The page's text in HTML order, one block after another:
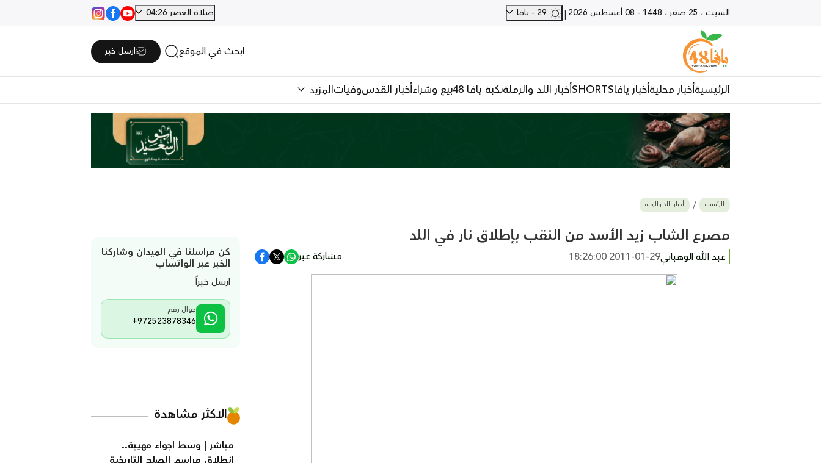
السبت ، 25 صفر ، 1448 - 08 أغسطس 2026 | صلاة العصر 04:26
ابحث في الموقع ارسل خبر
الرئيسيةأخبار محليةأخبار يافاSHORTSأخبار اللد والرملةنكبة يافا 48 بيع وشراءأخبار القدسوفياتالمزيد
الرئيسية أخبار اللد والرملة
مصرع الشاب زيد الأسد من النقب بإطلاق نار في اللد
عبد الله الوهباني2011-01-29 18:26:00 مشاركة عبر كن مراسلنا في الميدان وشاركنا
الخبر عبر الواتساب
ارسل خبراً
جوال رقم
+972523878346
الاكثر مشاهدة
مباشر | وسط أجواء مهيبة..